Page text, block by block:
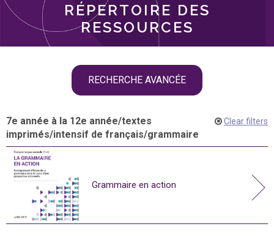
langue
RÉPERTOIRE DES
RESSOURCES
RECHERCHE AVANCÉE
7e année à la 12e année/textes
imprimés/intensif de français/grammaire
Clear filters
Grammaire en action